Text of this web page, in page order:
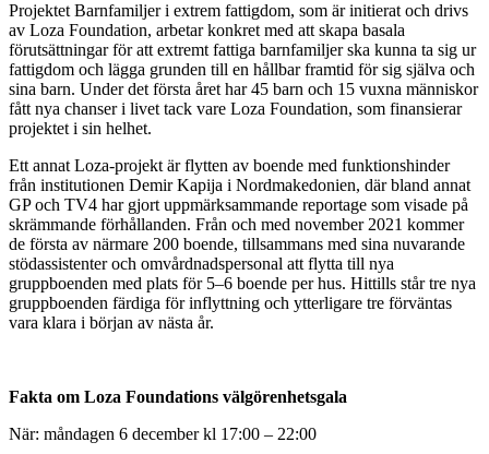
Projektet Barnfamiljer i extrem fattigdom, som är initierat och drivs
av Loza Foundation, arbetar konkret med att skapa basala
förutsättningar för att extremt fattiga barnfamiljer ska kunna ta sig ur
fattigdom och lägga grunden till en hållbar framtid för sig själva och
sina barn. Under det första året har 45 barn och 15 vuxna människor
fått nya chanser i livet tack vare Loza Foundation, som finansierar
projektet i sin helhet.
Ett annat Loza-projekt är flytten av boende med funktionshinder
från institutionen Demir Kapija i Nordmakedonien, där bland annat
GP och TV4 har gjort uppmärksammande reportage som visade på
skrämmande förhållanden. Från och med november 2021 kommer
de första av närmare 200 boende, tillsammans med sina nuvarande
stödassistenter och omvårdnadspersonal att flytta till nya
gruppboenden med plats för 5–6 boende per hus. Hittills står tre nya
gruppboenden färdiga för inflyttning och ytterligare tre förväntas
vara klara i början av nästa år.
Fakta om Loza Foundations välgörenhetsgala
När: måndagen 6 december kl 17:00 – 22:00